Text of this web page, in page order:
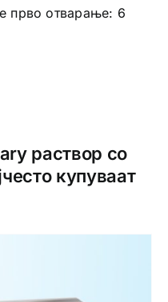
прво отварање: 6
раствор со
купуваат